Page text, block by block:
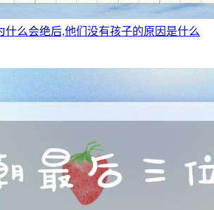
什么会绝后,他们没有孩子的原因是什么